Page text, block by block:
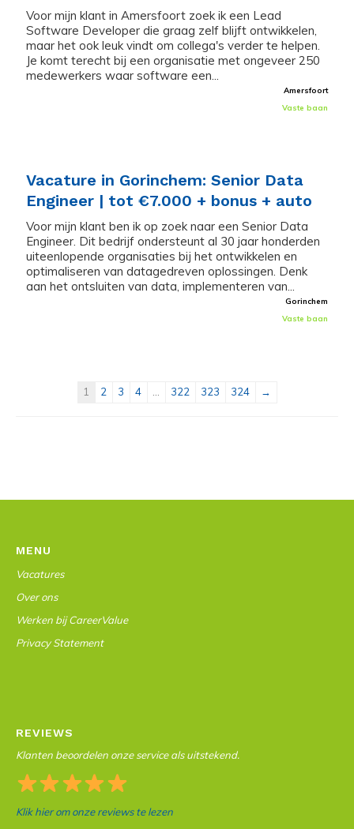
Voor mijn klant in Amersfoort zoek ik een Lead
Software Developer die graag zelf blijft ontwikkelen,
maar het ook leuk vindt om collega's verder te helpen.
Je komt terecht bij een organisatie met ongeveer 250
medewerkers waar software een...
Amersfoort
Vaste baan
Vacature in Gorinchem: Senior Data
Engineer | tot €7.000 + bonus + auto
Voor mijn klant ben ik op zoek naar een Senior Data
Engineer. Dit bedrijf ondersteunt al 30 jaar honderden
uiteenlopende organisaties bij het ontwikkelen en
optimaliseren van datagedreven oplossingen. Denk
aan het ontsluiten van data, implementeren van...
Gorinchem
Vaste baan
1 2 3 4 322 323 324 →
MENU
Vacatures
Over ons
Werken bij CareerValue
Privacy Statement
REVIEWS
Klanten beoordelen onze service als uitstekend.
Klik hier om onze reviews te lezen